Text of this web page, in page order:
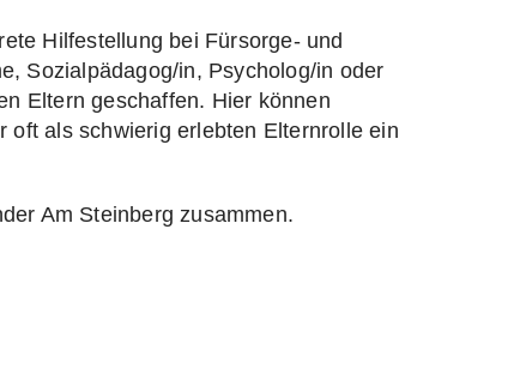
Hilfestellung bei Fürsorge- und
Sozialpädagog/in, Psycholog/in oder
Eltern geschaffen. Hier können
oft als schwierig erlebten Elternrolle ein
Am Steinberg zusammen.